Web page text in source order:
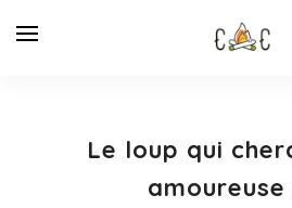
Le loup qui